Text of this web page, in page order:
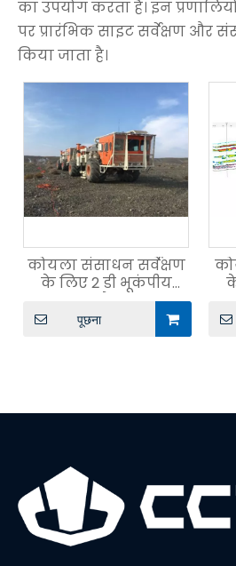
का उपयोग करता है। इन
पर प्रारंभिक साइट सर्वेक्षण और
किया जाता है।
कोयला संसाधन सर्वेक्षण
के लिए 2 डी भूकंपीय
पूछना